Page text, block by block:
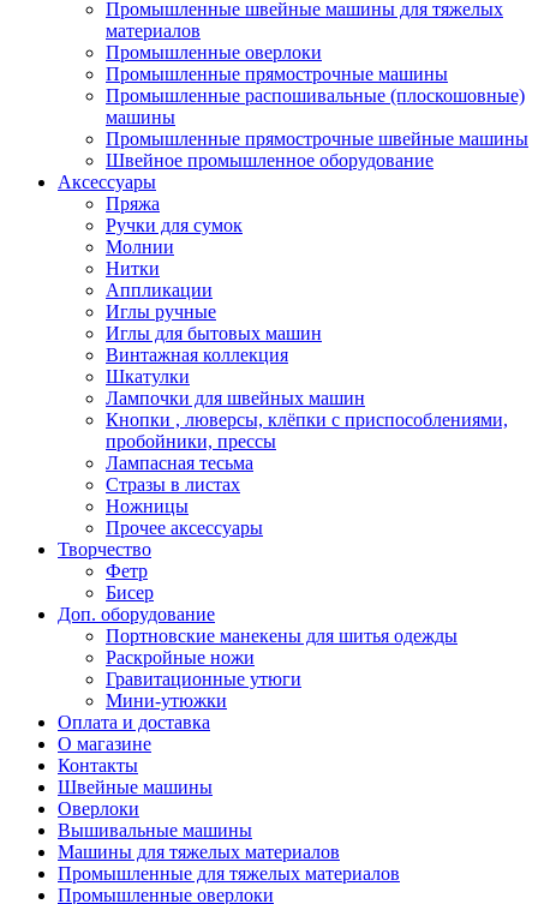
Промышленные швейные машины для тяжелых
материалов
Промышленные оверлоки
Промышленные прямострочные машины
Промышленные распошивальные (плоскошовные)
машины
Промышленные прямострочные швейные машины
Швейное промышленное оборудование
Аксессуары
Пряжа
Ручки для сумок
Молнии
Нитки
Аппликации
Иглы ручные
Иглы для бытовых машин
Винтажная коллекция
Шкатулки
Лампочки для швейных машин
Кнопки , люверсы, клёпки с приспособлениями,
пробойники, прессы
Лампасная тесьма
Стразы в листах
Ножницы
Прочее аксессуары
Творчество
Фетр
Бисер
Доп. оборудование
Портновские манекены для шитья одежды
Раскройные ножи
Гравитационные утюги
Мини-утюжки
Оплата и доставка
О магазине
Контакты
Швейные машины
Оверлоки
Вышивальные машины
Машины для тяжелых материалов
Промышленные для тяжелых материалов
Промышленные оверлоки